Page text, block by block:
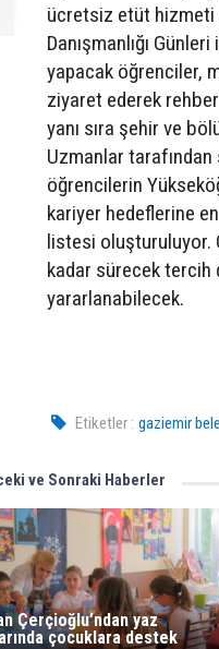
ücretsiz etüt hizmeti
Danışmanlığı
yapacak öğrenciler,
ziyaret ederek
yanı sıra şehir ve
Uzmanlar tarafından
öğrencilerin
kariyer hedeflerine
listesi oluşturuluyor.
kadar sürecek tercih
yararlanabilecek.
Etiketler : gaziemir
ve Sonraki Haberler
Çerçioğlu’ndan yaz
çocuklara destek